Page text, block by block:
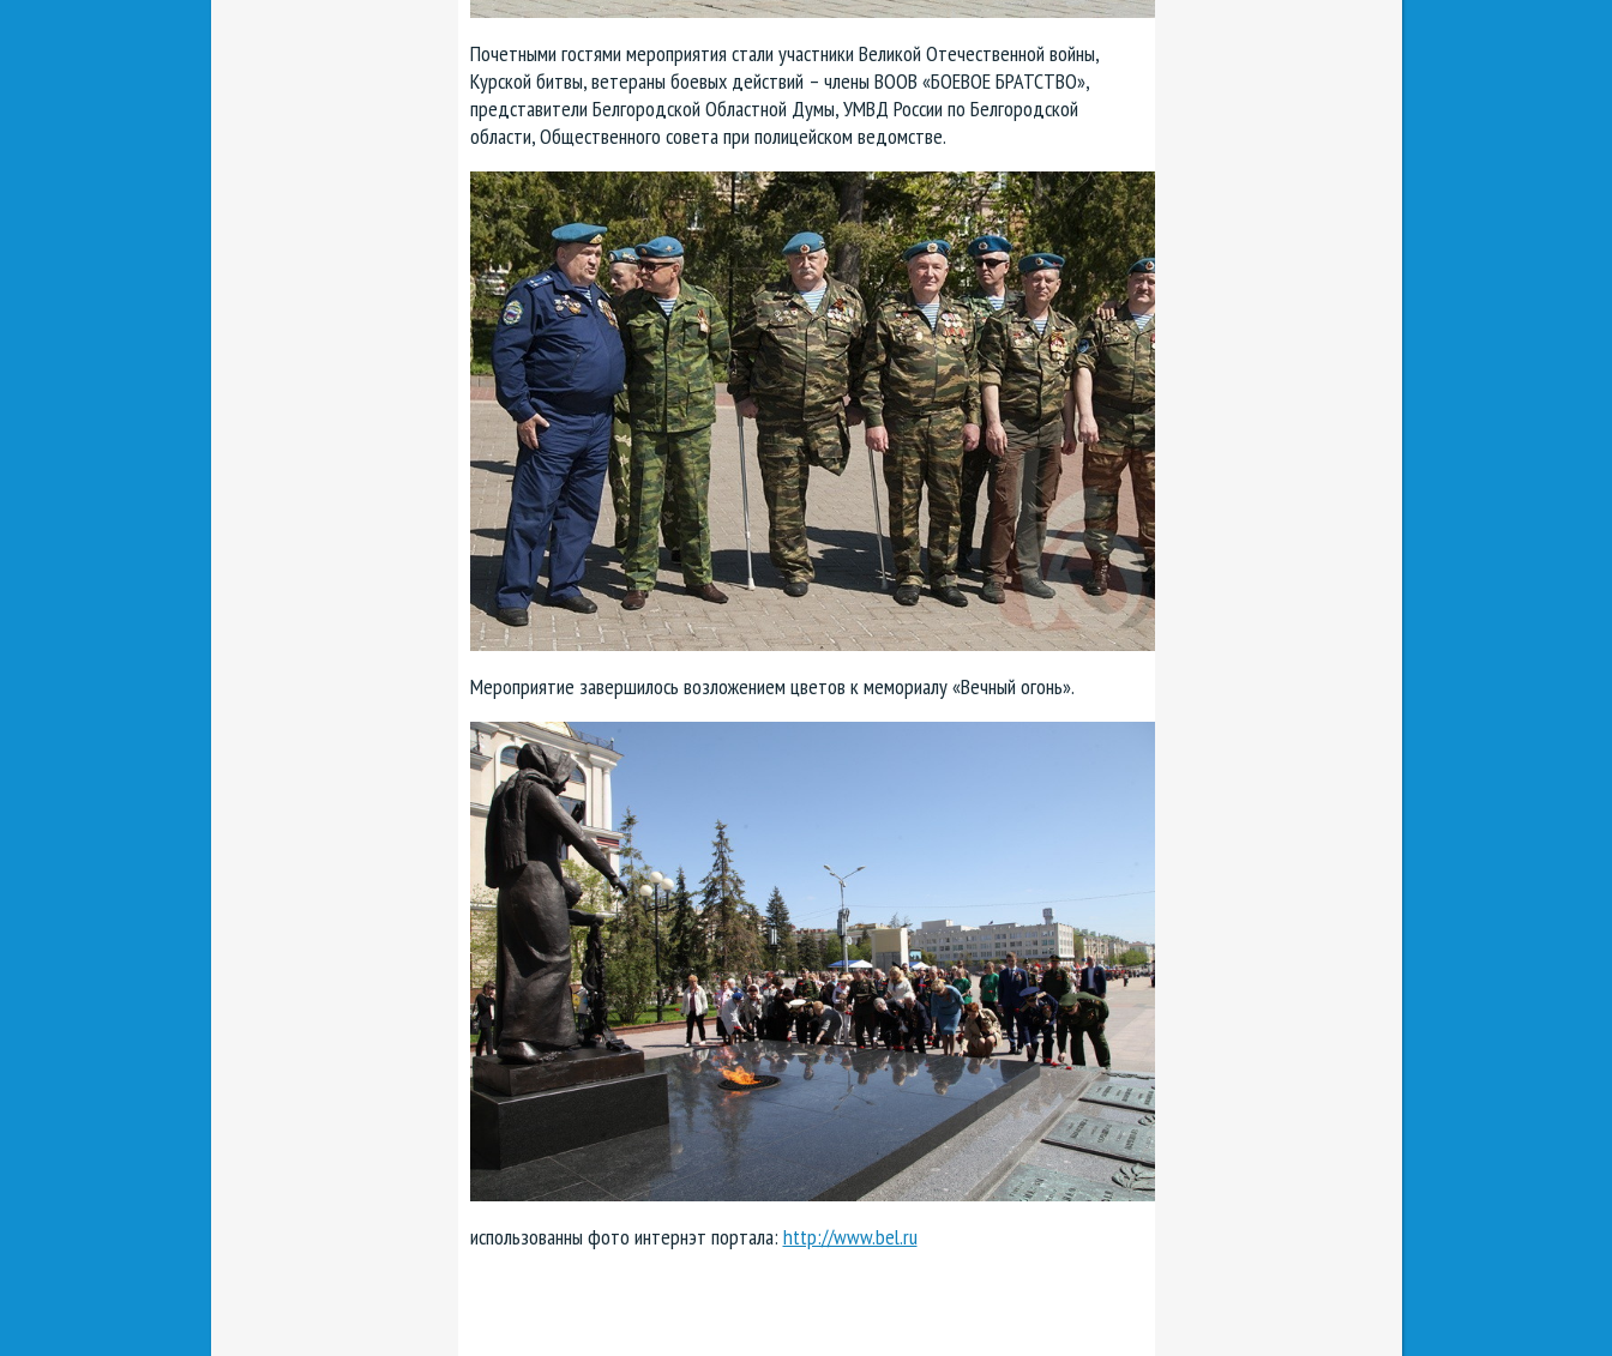
Почетными гостями мероприятия стали участники Великой Отечественной войны,
Курской битвы, ветераны боевых действий – члены ВООВ «БОЕВОЕ БРАТСТВО»,
представители Белгородской Областной Думы, УМВД России по Белгородской
области, Общественного совета при полицейском ведомстве.
Мероприятие завершилось возложением цветов к мемориалу «Вечный огонь».
использованны фото интернэт портала: http://www.bel.ru